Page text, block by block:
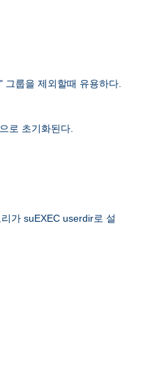
룹을 제외할때 유용하다.
로 초기화된다.
가 suEXEC userdir로 설